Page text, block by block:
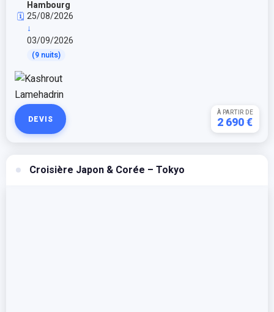
Hambourg
🗓️ 25/08/2026
↓
03/09/2026
(9 nuits)
DEVIS
À PARTIR DE
2 690 €
Croisière Japon & Corée – Tokyo